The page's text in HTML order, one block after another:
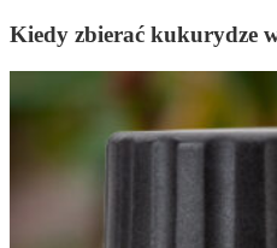
Kiedy zbierać kukurydze